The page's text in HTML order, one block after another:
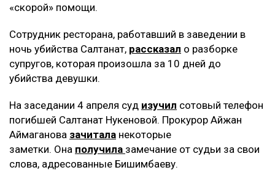
«скорой» помощи.
Сотрудник ресторана, работавший в заведении в
ночь убийства Салтанат, рассказал о разборке
супругов, которая произошла за 10 дней до
убийства девушки.
На заседании 4 апреля суд изучил сотовый телефон
погибшей Салтанат Нукеновой. Прокурор Айжан
Аймаганова зачитала некоторые
заметки. Она получила замечание от судьи за свои
слова, адресованные Бишимбаеву.